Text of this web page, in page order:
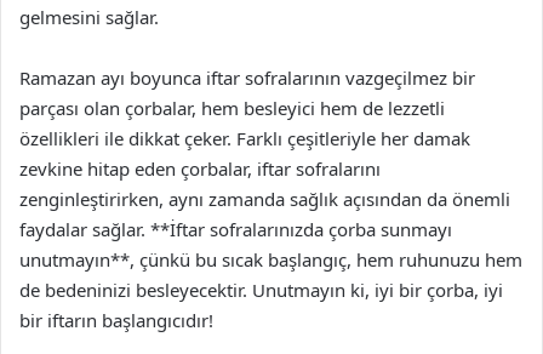
gelmesini sağlar.
Ramazan ayı boyunca iftar sofralarının vazgeçilmez bir
parçası olan çorbalar, hem besleyici hem de lezzetli
özellikleri ile dikkat çeker. Farklı çeşitleriyle her damak
zevkine hitap eden çorbalar, iftar sofralarını
zenginleştirirken, aynı zamanda sağlık açısından da önemli
faydalar sağlar. **İftar sofralarınızda çorba sunmayı
unutmayın**, çünkü bu sıcak başlangıç, hem ruhunuzu hem
de bedeninizi besleyecektir. Unutmayın ki, iyi bir çorba, iyi
bir iftarın başlangıcıdır!